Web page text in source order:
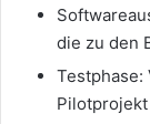
die zu den
Testphase: